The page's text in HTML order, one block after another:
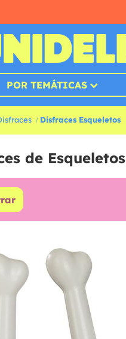
POR TEMÁTICAS
Disfraces Esqueletos
de Esqueletos